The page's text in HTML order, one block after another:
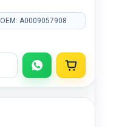
OEM: A0009057908